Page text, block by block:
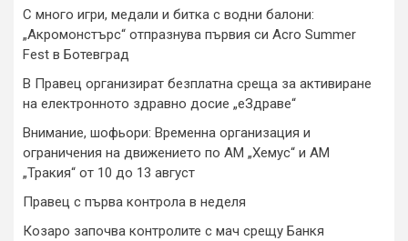
С много игри, медали и битка с водни балони:
„Акромонстърс“ отпразнува първия си Acro Summer
Fest в Ботевград
В Правец организират безплатна среща за активиране
на електронното здравно досие „еЗдраве“
Внимание, шофьори: Временна организация и
ограничения на движението по АМ „Хемус“ и АМ
„Тракия“ от 10 до 13 август
Правец с първа контрола в неделя
Козаро започва контролите с мач срещу Банкя